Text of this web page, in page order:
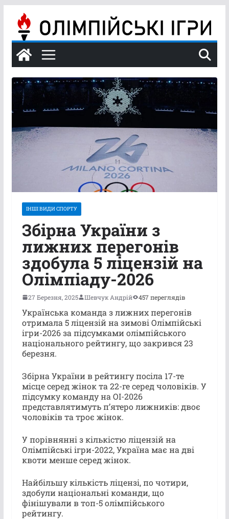
вмісту
ІНШІ ВИДИ СПОРТУ
Збірна України з
лижних перегонів
здобула 5 ліцензій на
Олімпіаду-2026
27 Березня, 2025 Шевчук Андрій 457 переглядів
Українська команда з лижних перегонів
отримала 5 ліцензій на зимові Олімпійські
ігри-2026 за підсумками олімпійського
національного рейтингу, що закрився 23
березня.
Збірна України в рейтингу посіла 17-те
місце серед жінок та 22-ге серед чоловіків. У
підсумку команду на ОІ-2026
представлятимуть п’ятеро лижників: двоє
чоловіків та троє жінок.
У порівнянні з кількістю ліцензій на
Олімпійські ігри-2022, Україна має на дві
квоти менше серед жінок.
Найбільшу кількість ліцензі, по чотири,
здобули національні команди, що
фінішували в топ-5 олімпійського
рейтингу.